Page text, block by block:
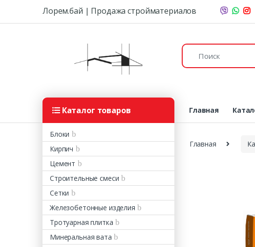
Skip to navigation
Skip to contentЛорем.бай | Продажа стройматериалов
Поиск:
Каталог товаров
Блоки
Кирпич
Цемент
Строительные смеси
Сетки
Железобетонные изделия
Тротуарная плитка
Минеральная вата
Главная
Главная